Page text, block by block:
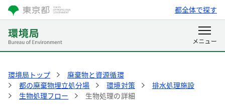
都全体で探す
環境局トップ
廃棄物と資源循環
都の廃棄物埋立処分場
環境対策
排水処理施設
生物処理フロー
生物処理の詳細